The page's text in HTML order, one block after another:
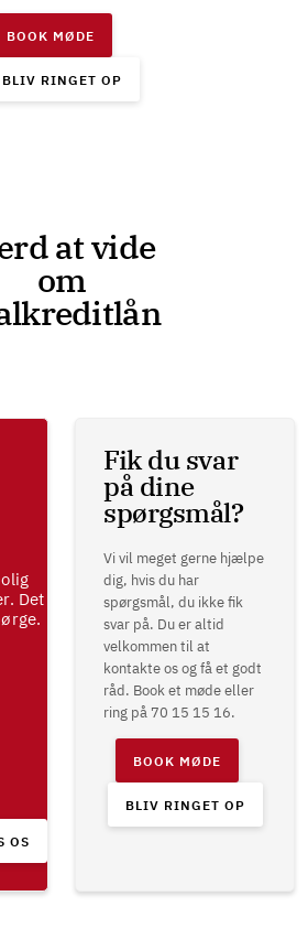
BOOK MØDE
BLIV RINGET OP
at vide
om
Det
OS
Fik du svar
på dine
spørgsmål?
Vi vil meget gerne hjælpe
dig, hvis du har
spørgsmål, du ikke fik
svar på. Du er altid
velkommen til at
kontakte os og få et godt
råd. Book et møde eller
ring på 70 15 15 16.
BOOK MØDE
BLIV RINGET OP